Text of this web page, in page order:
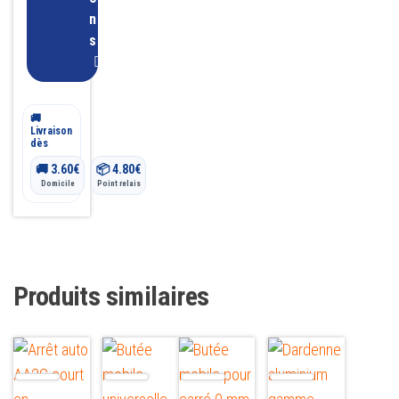
n
s
🚚
Livraison
dès
🚚 3.60€
Domicile
📦4.80€
Point relais
Produits similaires
Ce
produit
Ce
produit